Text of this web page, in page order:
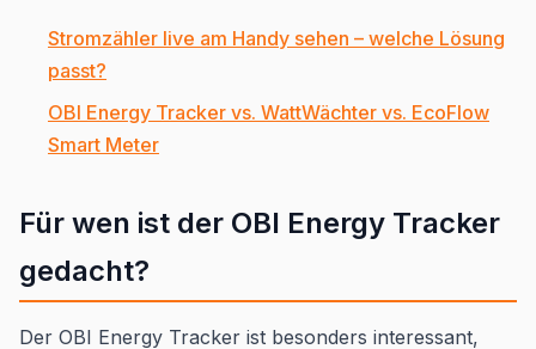
Stromzähler live am Handy sehen – welche Lösung
passt?
OBI Energy Tracker vs. WattWächter vs. EcoFlow
Smart Meter
Für wen ist der OBI Energy Tracker
gedacht?
Der OBI Energy Tracker ist besonders interessant,